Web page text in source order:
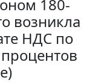
180-
возникла
НДС по